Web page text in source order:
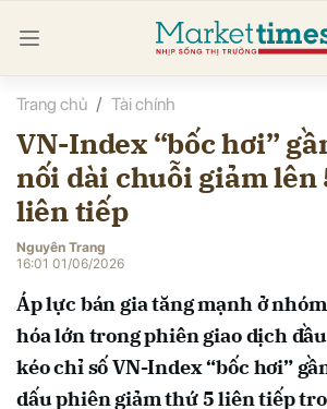
Trang chủ Tài chính
VN-Index “bốc hơi”
nối dài chuỗi giảm lên
liên tiếp
Nguyên Trang
16:01 01/06/2026
Áp lực bán gia tăng mạnh ở
hóa lớn trong phiên giao dịch
kéo chỉ số VN-Index “bốc hơi”
dấu phiên giảm thứ 5 liên tiếp
luận